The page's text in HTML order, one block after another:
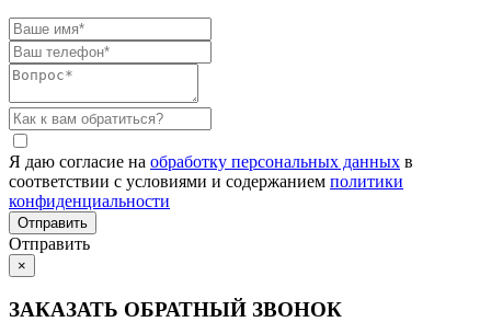
Я даю согласие на обработку персональных данных в
соответствии с условиями и содержанием политики
конфиденциальности
Отправить
×
ЗАКАЗАТЬ ОБРАТНЫЙ ЗВОНОК